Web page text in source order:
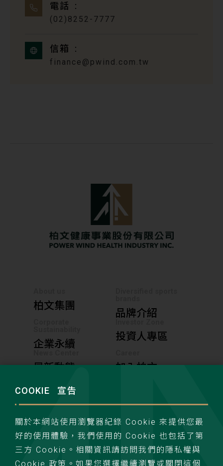
電話
(02)8252-7777
信箱
finance@pwind.com.tw
柏文集團
品牌介紹
企業永續
投資人專區
最新動態 加入柏文
COOKIE 宣告
關於本網站使用瀏覽器紀錄 Cookie 來提供您最
好的使用體驗，我們使用的 Cookie 也包括了第
三方 Cookie。相關資訊請訪問我們的隱私權與
Cookie 政策。如果您選擇繼續瀏覽或關閉這個